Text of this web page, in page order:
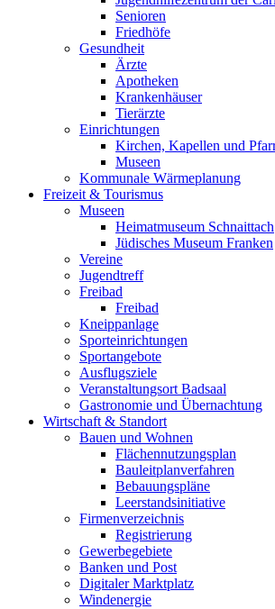
Senioren
Friedhöfe
Gesundheit
Ärzte
Apotheken
Krankenhäuser
Tierärzte
Einrichtungen
Kirchen, Kapellen und
Museen
Kommunale Wärmeplanung
Freizeit & Tourismus
Museen
Heimatmuseum Schnaittach
Jüdisches Museum Franken
Vereine
Jugendtreff
Freibad
Freibad
Kneippanlage
Sporteinrichtungen
Sportangebote
Ausflugsziele
Veranstaltungsort Badsaal
Gastronomie und Übernachtung
Wirtschaft & Standort
Bauen und Wohnen
Flächennutzungsplan
Bauleitplanverfahren
Bebauungspläne
Leerstandsinitiative
Firmenverzeichnis
Registrierung
Gewerbegebiete
Banken und Post
Digitaler Marktplatz
Windenergie